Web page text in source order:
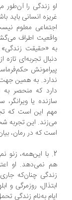
زندگی را آن‌طور
انسانی باید باشد-
معلوم نیست
اطراف می‌گشاید،
«حقیقت زندگی» دل
تجربه‌ای تازه از
حکم‌فرماست،
به همین جهت
که منحصر به خود
یا ویرانگر،
این است که تجربه
این تجربه شخصی
که در رمان، بیان
2. با این‌همه، زنو
نمی‌دهد. او اعتراض
چنان‌که جاری
روزمرگی و
به‌نام زندگی تحمل